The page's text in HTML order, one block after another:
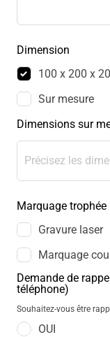
Dimension
100 x 200 x
Sur mesure
Dimensions sur
Marquage trophée
Gravure laser
Marquage
Demande de
téléphone)
Souhaitez-vous être
OUI